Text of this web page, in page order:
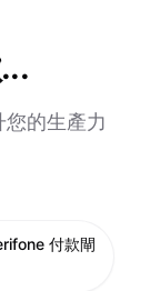
的生產力
付款閘